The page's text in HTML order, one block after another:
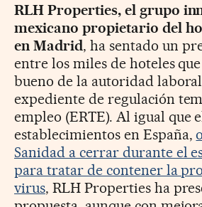
RLH Properties, el grupo
mexicano propietario del
en Madrid, ha sentado un
entre los miles de hoteles
bueno de la autoridad
expediente de regulación
empleo (ERTE). Al igual que
establecimientos en España,
Sanidad a cerrar durante el
para tratar de contener la
virus, RLH Properties ha